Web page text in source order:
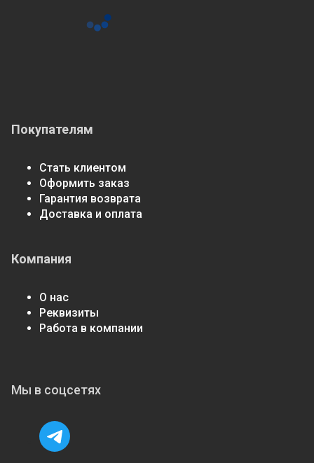
Покупателям
Стать клиентом
Оформить заказ
Гарантия возврата
Доставка и оплата
Компания
О нас
Реквизиты
Работа в компании
Мы в соцсетях